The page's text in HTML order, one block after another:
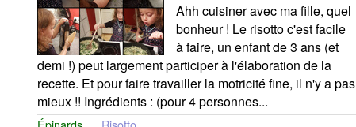
Ahh cuisiner avec ma fille, quel
bonheur ! Le risotto c'est facile
à faire, un enfant de 3 ans (et
demi !) peut largement participer à l'élaboration de la
recette. Et pour faire travailler la motricité fine, il n'y a pas
mieux !! Ingrédients : (pour 4 personnes...